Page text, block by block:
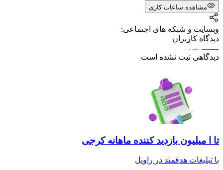
مشاهده ساعات کاری
وبسایت و شبکه های اجتماعی:
دیدگاه کاربران
دیدگاهی ثبت نشده است
تا ا میلیون بازدید کننده ماهانه کرجی
با تبلیغات هدفمند در راویل